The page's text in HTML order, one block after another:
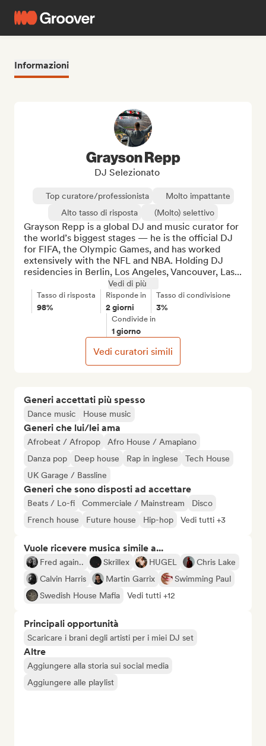
Informazioni
Generi accettati più spesso
Dance music House music
Generi che lui/lei ama
Afrobeat / Afropop
Afro House / Amapiano
Danza pop
Deep house Rap in inglese
Tech House
UK Garage / Bassline
Generi che sono disposti ad accettare
Beats / Lo-fi Commerciale / Mainstream
Disco
French house
Future house Hip-hop Vedi tutti +3
Vuole ricevere musica simile a...
Fred again.. Skrillex HUGEL
Chris Lake
Calvin Harris
Martin Garrix
Swimming Paul
Swedish House Mafia
Vedi tutti +12
Principali opportunità
Scaricare i brani degli artisti per i miei DJ set
Altre
Aggiungere alla storia sui social media
Aggiungere alle playlist
Grayson Repp
DJ Selezionato
Top curatore/professionista
Molto impattante
Alto tasso di risposta
(Molto) selettivo
Grayson Repp is a global DJ and music curator for
the world’s biggest stages — he is the official DJ
for FIFA, the Olympic Games, and has worked
extensively with the NFL and NBA. Holding DJ
residencies in Berlin, Los Angeles, Vancouver, Las...
Vedi di più
Tasso di risposta
98%
Risponde in
2 giorni
Tasso di condivisione
3%
Condivide in
1 giorno
Vedi curatori simili